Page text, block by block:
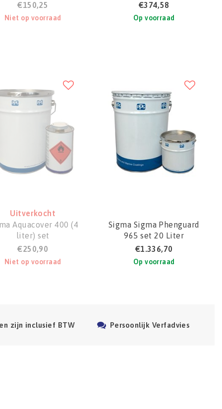
€150,25
Niet op voorraad
€374,58
Op voorraad
Uitverkocht
Aquacover 400 (4
liter) set
€250,90
Niet op voorraad
Sigma Sigma Phenguard
965 set 20 Liter
€1.336,70
Op voorraad
zijn inclusief BTW Persoonlijk Verfadvies